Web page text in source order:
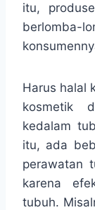
itu,
Harus halal
kosmetik
kedalam
itu, ada
perawatan
karena
tubuh.